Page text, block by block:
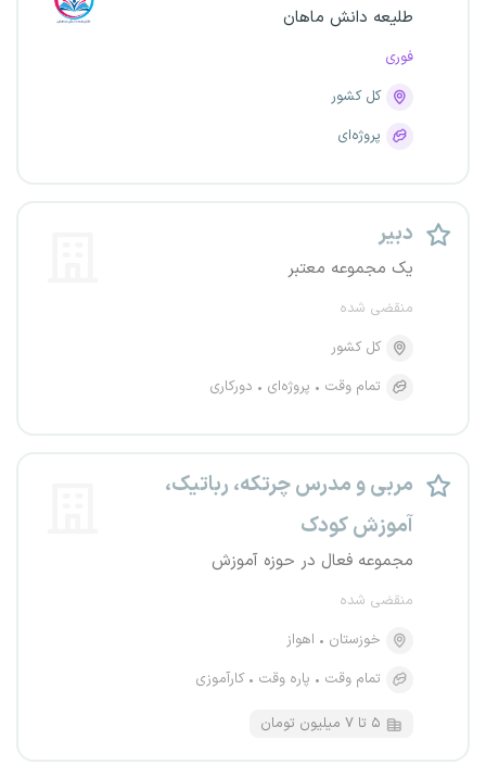
طلیعه دانش ماهان
فوری
کل کشور
پروژه‌ای
دبیر
یک مجموعه معتبر
منقضی شده
کل کشور
تمام وقت
پروژه‌ای دورکاری
مربی و مدرس چرتکه، رباتیک،
آموزش کودک
مجموعه فعال در حوزه آموزش
منقضی شده
خوزستان
اهواز
تمام وقت
پاره وقت کارآموزی
۵ تا ۷ میلیون تومان